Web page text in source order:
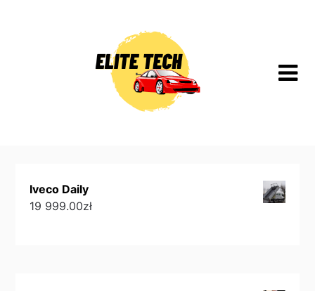
Iveco Daily
19 999.00zł